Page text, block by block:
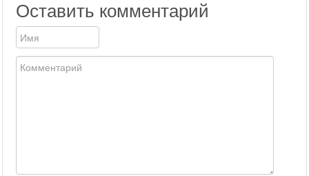
Оставить комментарий